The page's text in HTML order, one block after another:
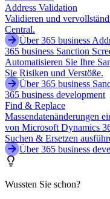
Address Validation
Validieren und
Central.
Über 365 business
365 business Sanction
Automatisieren Sie Ihre
Sie Risiken und Verstöße.
Über 365 business
365 business development
Find & Replace
Massendatenänderungen
von Microsoft Dynamics
Suchen & Ersetzen
Über 365 business
Wussten Sie schon?